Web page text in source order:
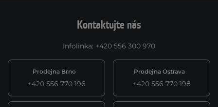
Kontaktujte nás
Infolinka: +420 556 300 970
Prodejna Brno
+420 556 770 196
Prodejna Ostrava
+420 556 770 198